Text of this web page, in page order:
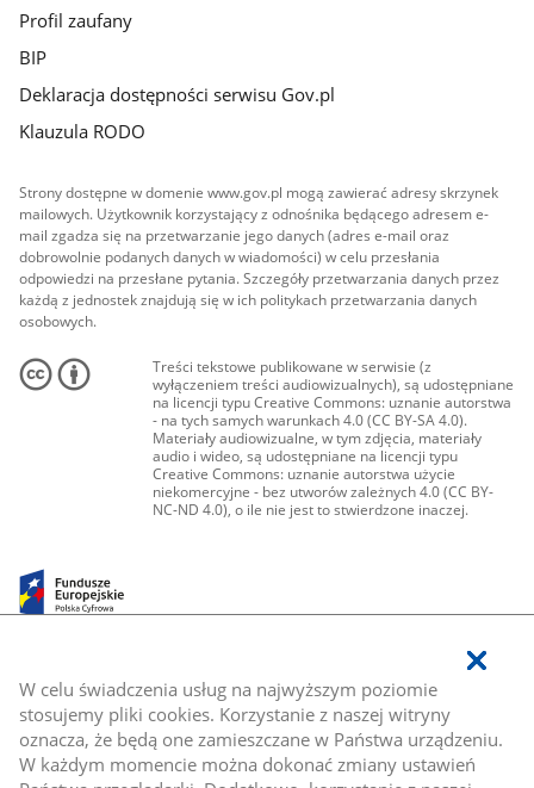
W celu świadczenia usług na najwyższym poziomie
stosujemy pliki cookies. Korzystanie z naszej witryny
oznacza, że będą one zamieszczane w Państwa urządzeniu.
W każdym momencie można dokonać zmiany ustawień
Profil zaufany
BIP
Deklaracja dostępności serwisu Gov.pl
Klauzula RODO
Strony dostępne w domenie www.gov.pl mogą zawierać adresy skrzynek
mailowych. Użytkownik korzystający z odnośnika będącego adresem e-
mail zgadza się na przetwarzanie jego danych (adres e-mail oraz
dobrowolnie podanych danych w wiadomości) w celu przesłania
odpowiedzi na przesłane pytania. Szczegóły przetwarzania danych przez
każdą z jednostek znajdują się w ich politykach przetwarzania danych
osobowych.
Treści tekstowe publikowane w serwisie (z
wyłączeniem treści audiowizualnych), są udostępniane
na licencji typu Creative Commons: uznanie autorstwa
- na tych samych warunkach 4.0 (CC BY-SA 4.0).
Materiały audiowizualne, w tym zdjęcia, materiały
audio i wideo, są udostępniane na licencji typu
Creative Commons: uznanie autorstwa użycie
niekomercyjne - bez utworów zależnych 4.0 (CC BY-
NC-ND 4.0), o ile nie jest to stwierdzone inaczej.